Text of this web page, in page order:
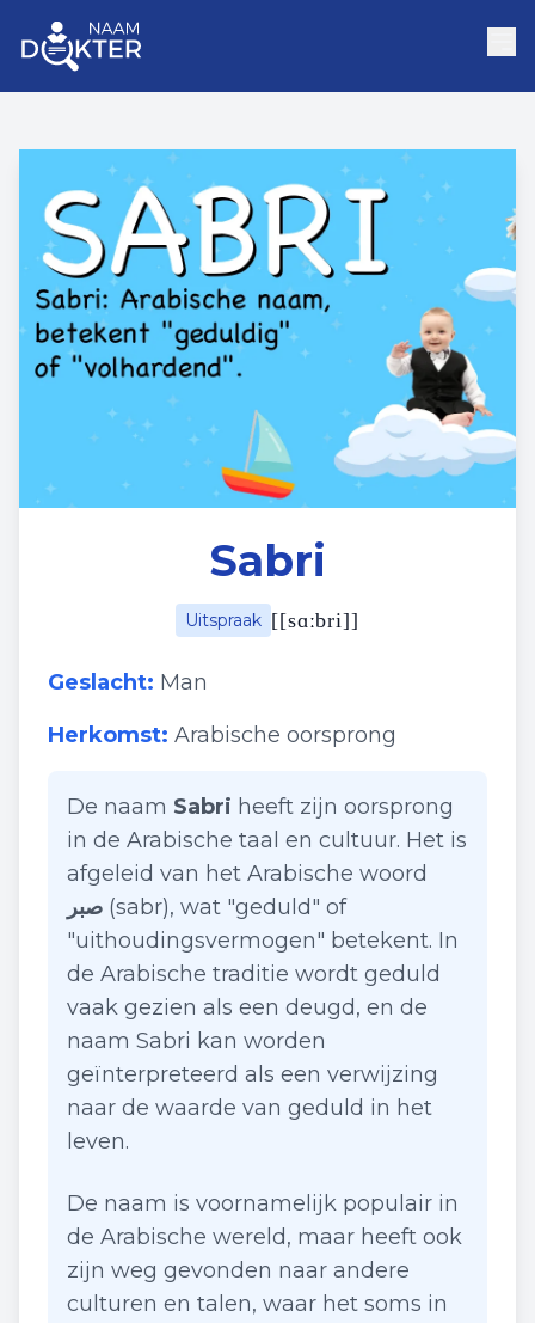
Sabri
Uitspraak [[sɑːbri]]
Geslacht: Man
Herkomst: Arabische oorsprong
De naam Sabri heeft zijn oorsprong
in de Arabische taal en cultuur. Het is
afgeleid van het Arabische woord
صبر (sabr), wat "geduld" of
"uithoudingsvermogen" betekent. In
de Arabische traditie wordt geduld
vaak gezien als een deugd, en de
naam Sabri kan worden
geïnterpreteerd als een verwijzing
naar de waarde van geduld in het
leven.
De naam is voornamelijk populair in
de Arabische wereld, maar heeft ook
zijn weg gevonden naar andere
culturen en talen, waar het soms in